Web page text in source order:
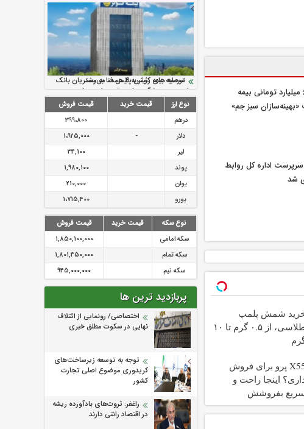
پرداخت خسارت ۶ میلیارد تومانی بیمه
سبز جم»
اداره كل روابط
شد
شمش پلمپ
طلاسی، از ۰.۵ گرم تا ۱۰
X55 پرو برای فروش
اینجا راحت و
بفروشش
ارزش سهام عدالت بالا رفت
سرمایه بیمه کوثر به ۴ همت می‌رسد
نود ثانیه با فولاد سنگان
تقدیر دبیرکل سندیکای بیمه گران ایران از
اقدامات مدیرعامل بیمه رازی
توصیه های رئیس پلیس فتا به مشتریان بانک
ها در مورد پیشگیری از سرقت های مجازی
نوع ارز قیمت خرید
قیمت فروش
درهم
399،800
دلار
-
1،925,000
لیر
34,100
پوند
1,980,100
یوان
210,000
یورو
1،715,400
نوع سکه قیمت خرید
قیمت فروش
سکه امامی
1,850,100,000
سکه تمام
1,801,450,000
سکه نیم
945,000,000
پربازدید ترین ها
اختصاصی/ رونمایی از ائتلاف‌
نهایی در سکوت مطلق خبری
توجه به توسعه زیرساخت‌های
کریدوری موضوع اصلی تجارت
کشور
راغفر: ثروت‌های بادآورده ریشه
در اقتصاد رانتی دارند